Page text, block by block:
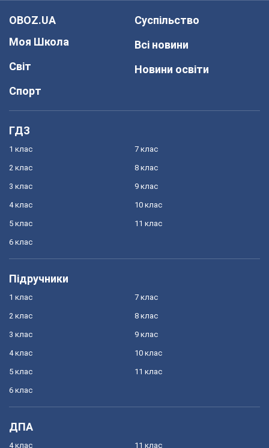
OBOZ.UA
Моя Школа
Світ
Спорт
Суспільство
Всі новини
Новини освіти
ГДЗ
1 клас
2 клас
3 клас
4 клас
5 клас
6 клас
7 клас
8 клас
9 клас
10 клас
11 клас
Підручники
1 клас
2 клас
3 клас
4 клас
5 клас
6 клас
7 клас
8 клас
9 клас
10 клас
11 клас
ДПА
4 клас 11 клас